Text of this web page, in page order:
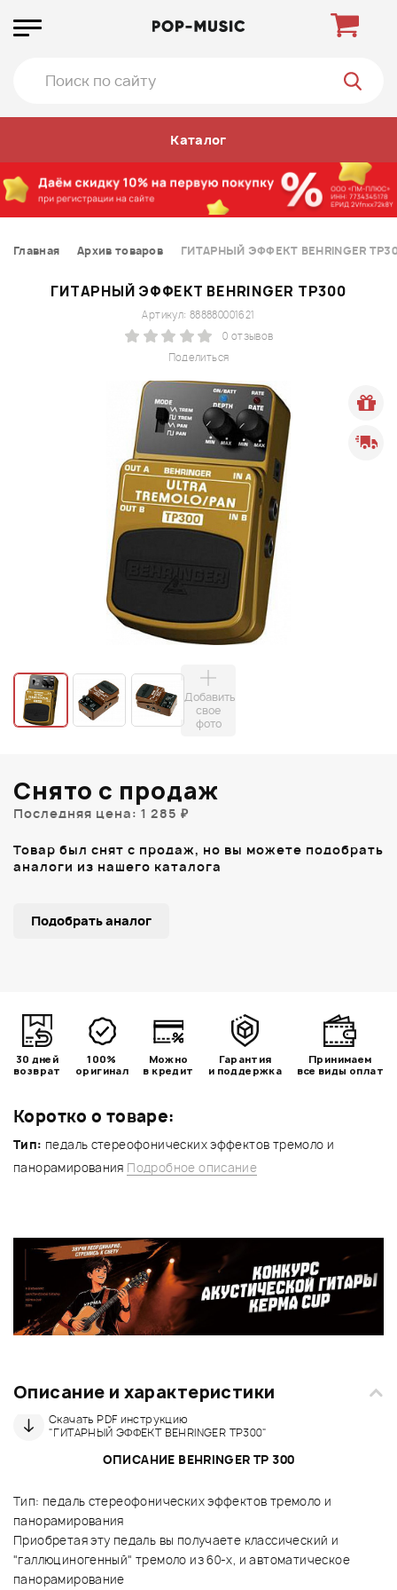
Каталог
Главная Архив товаров ГИТАРНЫЙ ЭФФЕКТ BEHRINGER
ГИТАРНЫЙ ЭФФЕКТ BEHRINGER TP300
Поделиться
Артикул: 888880001621
0 отзывов
Добавить
свое
фото
Коротко о товаре:
Тип: педаль стереофонических эффектов тремоло и
панорамирования Подробное описание
Снято с продаж
Последняя цена: 1 285 ₽
Товар был снят с продаж, но вы можете подобрать
аналоги из нашего каталога
Подобрать аналог
30 дней
возврат
100%
оригинал
Можно
в кредит
Гарантия
и поддержка
Принимаем
все виды оплат
Описание и характеристики
Скачать PDF инструкцию
"ГИТАРНЫЙ ЭФФЕКТ BEHRINGER TP300"
ОПИСАНИЕ BEHRINGER TP 300
Тип: педаль стереофонических эффектов тремоло и
панорамирования
Приобретая эту педаль вы получаете классический и
"галлюциногенный" тремоло из 60-х, и автоматическое
панорамирование